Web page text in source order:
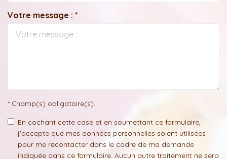
Votre message : *
* Champ(s) obligatoire(s).
En cochant cette case et en soumettant ce formulaire,
j'accepte que mes données personnelles soient utilisées
pour me recontacter dans le cadre de ma demande
indiquée dans ce formulaire. Aucun autre traitement ne sera